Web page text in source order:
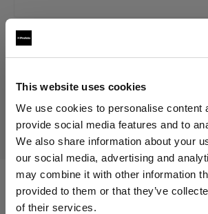
This website uses cookies
We use cookies to personalise content
provide social media features and to
We also share information about your
our social media, advertising and
may combine it with other information
provided to them or that they’ve
of their services.
Prodotto fuori produzione
Questo prodotto è fuori produzione
contattaci.
Specifiche: